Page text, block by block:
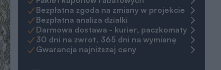
Bezpłatna zgoda na zmiany w projekcie
Bezpłatna analiza działki
Darmowa dostawa - kurier, paczkomaty
30 dni na zwrot, 365 dni na wymianę
Gwarancja najniższej ceny